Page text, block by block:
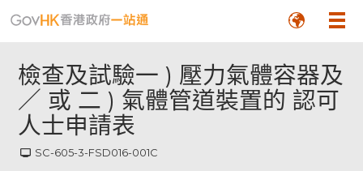
檢查及試驗一 ) 壓力氣體容器及
／ 或 二 ) 氣體管道裝置的 認可
人士申請表
SC-605-3-FSD016-001C